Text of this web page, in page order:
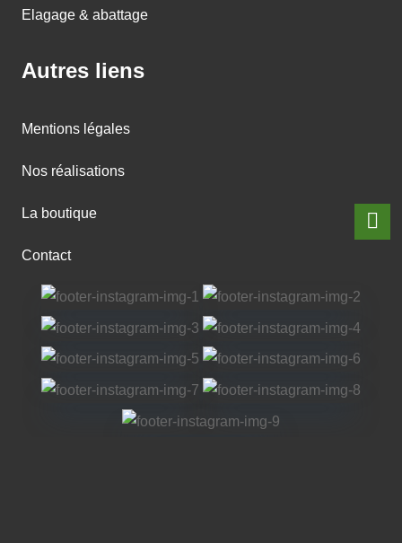
Elagage & abattage
Autres liens
Mentions légales
Nos réalisations
La boutique
Contact